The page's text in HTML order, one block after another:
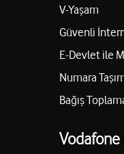
V-Yaşam
Güvenli
E-Devlet ile
Numara
Bağış